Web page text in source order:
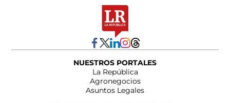
NUESTROS PORTALES
La República
Agronegocios
Asuntos Legales